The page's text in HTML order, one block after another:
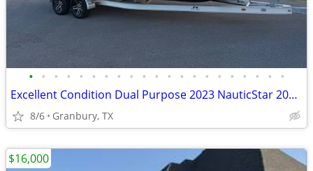
• • • • • • • • • • • • • • • • • • • • •
Excellent Condition Dual Purpose 2023 NauticStar 203 SC
8/6 Granbury, TX
$16,000